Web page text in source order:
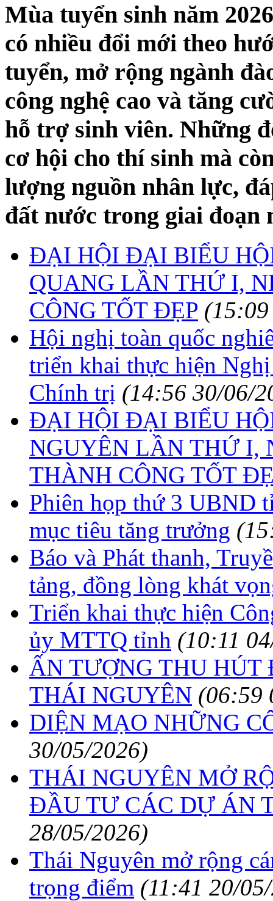
Mùa tuyển sinh năm
có nhiều đổi mới theo
tuyển, mở rộng ngành
công nghệ cao và tăng
hỗ trợ sinh viên. Những
cơ hội cho thí sinh mà
lượng nguồn nhân lực,
đất nước trong giai đoạn
ĐẠI HỘI ĐẠI BIỂU
QUANG LẦN THỨ I,
CÔNG TỐT ĐẸP
Hội nghị toàn quốc
triển khai thực hiện
Chính trị (14:56 30/06/
ĐẠI HỘI ĐẠI BIỂU
NGUYÊN LẦN THỨ I,
THÀNH CÔNG TỐT
Phiên họp thứ 3 UBND
mục tiêu tăng trưởng
Báo và Phát thanh,
tảng, đồng lòng khát
Triển khai thực hiện
ủy MTTQ tỉnh (10:11
ẤN TƯỢNG THU
THÁI NGUYÊN (06:59
DIỆN MẠO NHỮNG
30/05/2026)
THÁI NGUYÊN MỞ
ĐẦU TƯ CÁC DỰ ÁN
28/05/2026)
Thái Nguyên mở rộng
trọng điểm (11:41 20/